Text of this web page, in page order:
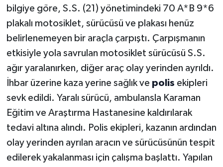
bilgiye göre, S.S. (21) yönetimindeki 70 A*B 9*6
plakalı motosiklet, sürücüsü ve plakası henüz
belirlenemeyen bir araçla çarpıştı. Çarpışmanın
etkisiyle yola savrulan motosiklet sürücüsü S.S.
ağır yaralanırken, diğer araç olay yerinden ayrıldı.
İhbar üzerine kaza yerine sağlık ve polis ekipleri
sevk edildi. Yaralı sürücü, ambulansla Karaman
Eğitim ve Araştırma Hastanesine kaldırılarak
tedavi altına alındı. Polis ekipleri, kazanın ardından
olay yerinden ayrılan aracın ve sürücüsünün tespit
edilerek yakalanması için çalışma başlattı. Yapılan